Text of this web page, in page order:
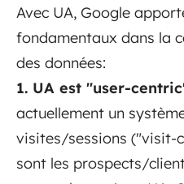
Avec UA, Google
fondamentaux dans la
des données:
1. UA est "user-
actuellement un
visites/sessions ("visit-
sont les prospects/